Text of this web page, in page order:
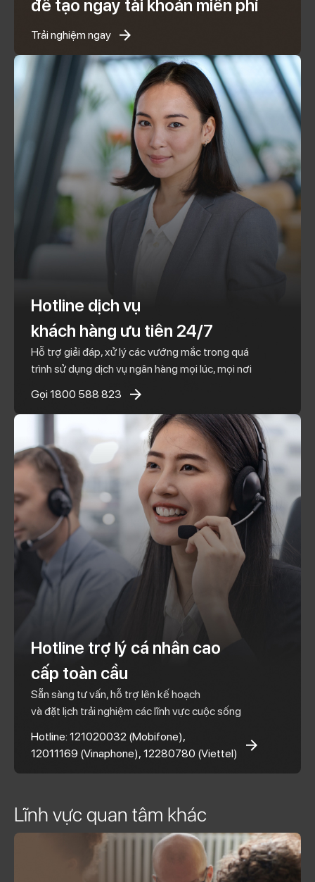
để tạo ngay tài khoản miễn phí
Trải nghiệm ngay
Hotline dịch vụ
khách hàng ưu tiên 24/7
Hỗ trợ giải đáp, xử lý các vướng mắc trong quá
trình sử dụng dịch vụ ngân hàng mọi lúc, mọi nơi
Gọi 1800 588 823
Hotline trợ lý cá nhân cao
cấp toàn cầu
Sẵn sàng tư vấn, hỗ trợ lên kế hoạch
và đặt lịch trải nghiệm các lĩnh vực cuộc sống
Hotline: 121020032 (Mobifone),
12011169 (Vinaphone), 12280780 (Viettel)
Lĩnh vực quan tâm khác